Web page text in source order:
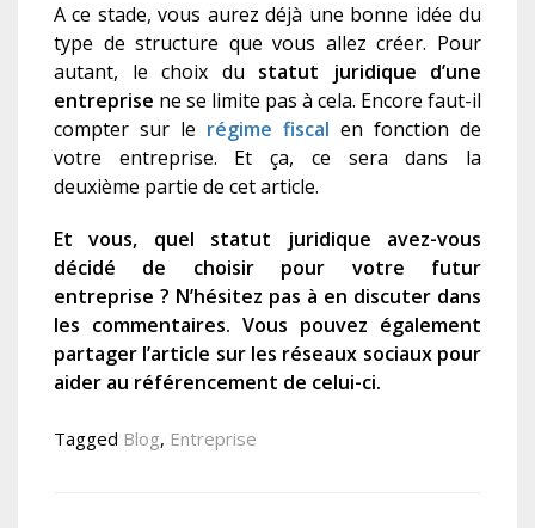
A ce stade, vous aurez déjà une bonne idée du
type de structure que vous allez créer. Pour
autant, le choix du statut juridique d’une
entreprise ne se limite pas à cela. Encore faut-il
compter sur le régime fiscal en fonction de
votre entreprise. Et ça, ce sera dans la
deuxième partie de cet article.
Et vous, quel statut juridique avez-vous
décidé de choisir pour votre futur
entreprise ? N’hésitez pas à en discuter dans
les commentaires. Vous pouvez également
partager l’article sur les réseaux sociaux pour
aider au référencement de celui-ci.
Tagged Blog, Entreprise